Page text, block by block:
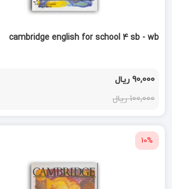
cambridge english for school 4 sb - wb
90,000 ریال
100,000 ریال
10%